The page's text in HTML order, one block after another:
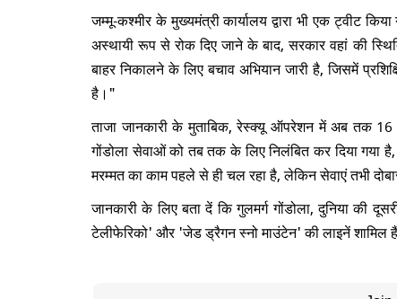
जम्मू-कश्मीर के मुख्यमंत्री कार्यालय द्वारा भी एक ट्वीट
अस्थायी रूप से रोक दिए जाने के बाद, सरकार वहां की
बाहर निकालने के लिए बचाव अभियान जारी है, जिसमें
है।"
ताजा जानकारी के मुताबिक, रेस्क्यू ऑपरेशन में अब तक 16
गोंडोला सेवाओं को तब तक के लिए निलंबित कर दिया गया
मरम्मत का काम पहले से ही चल रहा है, लेकिन सेवाएं तभी
जानकारी के लिए बता दें कि गुलमर्ग गोंडोला, दुनिया
टेलीफेरिको' और 'जेड ड्रैगन स्नो माउंटेन' की लाइनें शामिल